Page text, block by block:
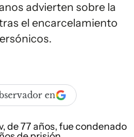
advierten sobre la
el encarcelamiento
en